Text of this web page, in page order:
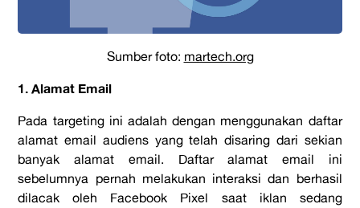
Sumber foto: martech.org
1. Alamat Email
Pada targeting ini adalah dengan menggunakan daftar
alamat email audiens yang telah disaring dari sekian
banyak alamat email. Daftar alamat email ini
sebelumnya pernah melakukan interaksi dan berhasil
dilacak oleh Facebook Pixel saat iklan sedang